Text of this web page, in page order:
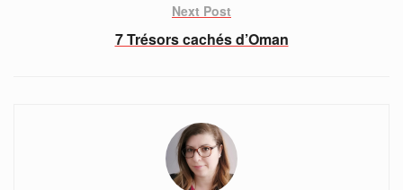
Next Post
7 Trésors cachés d’Oman